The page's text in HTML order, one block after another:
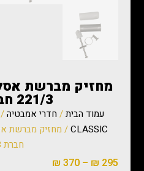
221/3 חברת JB
עמוד הבית/ חדרי אמבטיה/
CLASSIC
חברת JB
₪ 295
–
₪ 370